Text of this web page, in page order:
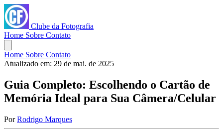
Clube da Fotografia
Home Sobre Contato
Home Sobre Contato
Atualizado em: 29 de mai. de 2025
Guia Completo: Escolhendo o Cartão de
Memória Ideal para Sua Câmera/Celular
Por Rodrigo Marques